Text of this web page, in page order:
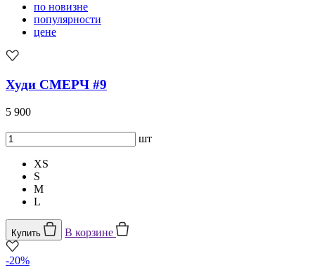
по новизне
популярности
цене
Худи СМЕРЧ #9
5 900
шт
XS
S
M
L
Купить В корзине
-20%